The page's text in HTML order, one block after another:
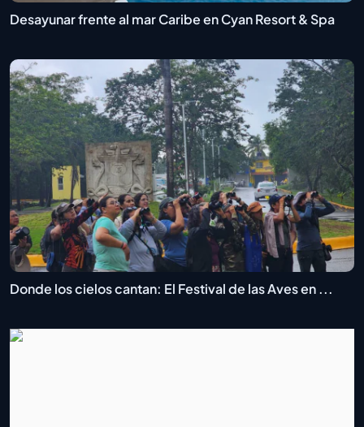
Desayunar frente al mar Caribe en Cyan Resort & Spa
Donde los cielos cantan: El Festival de las Aves en ...